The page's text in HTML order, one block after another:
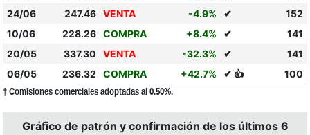
24/06
247.46 VENTA -4.9% ✔
152
10/06
228.26 COMPRA +8.4% ✔
141
20/05
337.30 VENTA -32.3% ✔
141
06/05
236.32 COMPRA +42.7% ✔ 👍 100
† Comisiones comerciales adoptadas al 0.50%.
Gráfico de patrón y confirmación de los últimos 6